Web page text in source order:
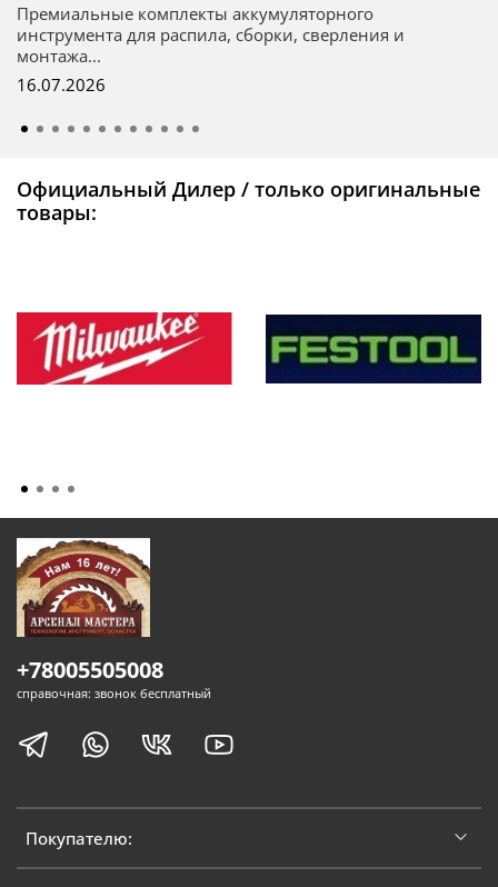
Премиальные комплекты аккумуляторного
инструмента для распила, сборки, сверления и
монтажа...
16.07.2026
Официальный Дилер / только оригинальные
товары:
Покупателю:
+78005505008
справочная: звонок бесплатный